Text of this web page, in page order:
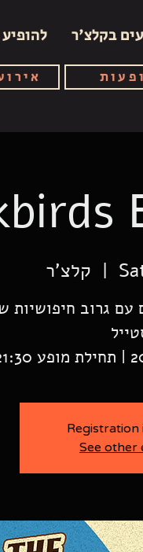
בקלצ'ר
  |
קלצ'ר
עם גרוב חיפושיות
Registration
See other